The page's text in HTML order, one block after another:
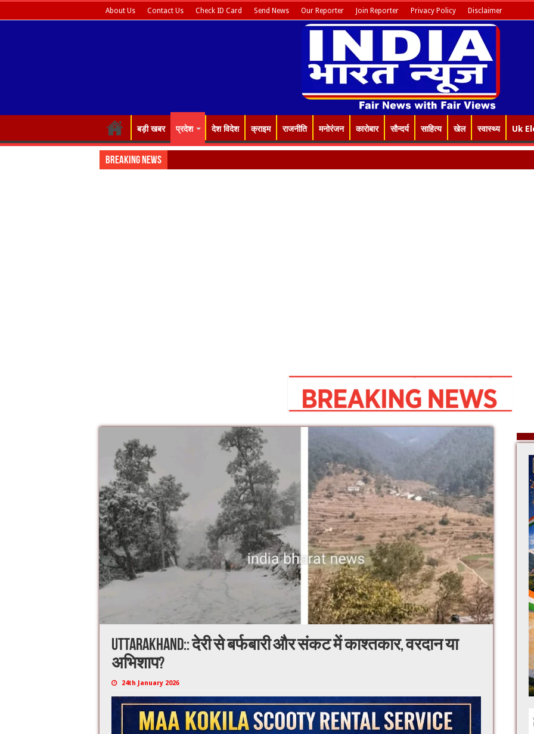
About Us Contact Us Check ID Card Send News Our Reporter Join Reporter Privacy Policy Disclaimer
बड़ी खबर प्रदेश देश विदेश क्राइम राजनीति मनोरंजन कारोबार सौन्दर्य साहित्य खेल स्वास्थ्य Uk
Breaking News
Uttarakhand:: देरी से बर्फबारी और संकट में काश्तकार, वरदान या
अभिशाप?
24th January 2026